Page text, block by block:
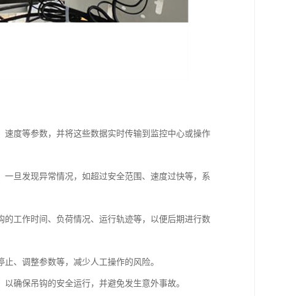
度等参数，并将这些数据实时传输到监控中心或操作
旦发现异常情况，如超过安全范围、速度过快等，系
工作时间、负荷情况、运行轨迹等，以便后期进行数
、调整参数等，减少人工操作的风险。
确保吊钩的安全运行，并避免发生意外事故。